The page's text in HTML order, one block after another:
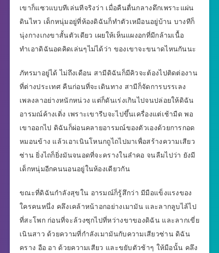
เขาก็แซวแบบทีเล่นทีจริงว่า เมื่อคืนตื่นกลางดึกเพราะแผ่น
ดินไหว เด็กหนุ่มอยู่ที่ห้องดิฉันก็ทำตัวเหมือนอยู่บ้าน บางทีก็
นุ่งกางเกงขาสั้นตัวเดียว เผยให้เห็นแผงอกที่มีกล้ามเนื้อ
ทำเอาดิฉันอดคิดเล่นๆไม่ได้ว่า ของเขาจะขนาดไหนกันนะ
ภัทรมาอยู่ได้ ไม่ถึงเดือน สามีดิฉันก็มีคิวจะต้องไปติดต่องาน
ที่ต่างประเทศ คืนก่อนที่จะเดินทาง สามีก็จัดการบรรเลง
เพลงลาอย่างหนักหน่วง แต่ก็ดันเร่งเกินไปจนปล่อยให้ดิฉัน
อารมณ์ค้างเติ่ง เพราะเขารีบจะไปขึ้นเครื่องแต่เช้ามืด พอ
เขาออกไป ดิฉันก็ผ่อนคลายอารมณ์ของตัวเองด้วยการกอด
หมอนข้าง แล้วเอาเนินโหนกถูไถไปมาเพื่อสร้างความเสียว
ซ่าน ยิ่งไถก็ยิ่งมันจนอดที่จะครางในลำคอ จนลืมไปว่า ยังมี
เด็กหนุ่มอีกคนนอนอยู่ในห้องเดียวกัน
ขณะที่ดิฉันกำลังสุขใน อารมณ์ก็รู้สึกว่า มีมือแข็งแรงของ
ใครคนหนึ่ง คลึงเคล้าหน้าอกอย่างเมามัน และลากลูบไล้ไป
ที่สะโพก ก่อนที่จะล้วงซุกไปที่หว่างขาของดิฉัน และลากเขี่ย
เนินสาว ด้วยความที่กำลังเมามันกับความเสียวซ่าน ดิฉัน
คราง อือ อา ด้วยความเสียว และขยับตัวช้าๆ ให้มือนั้น คลึง